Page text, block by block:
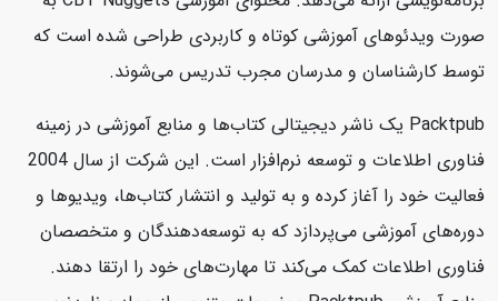
صورت ویدئوهای آموزشی کوتاه و کاربردی طراحی شده است که
توسط کارشناسان و مدرسان مجرب تدریس می‌شوند.
Packtpub یک ناشر دیجیتالی کتاب‌ها و منابع آموزشی در زمینه
فناوری اطلاعات و توسعه نرم‌افزار است. این شرکت از سال 2004
فعالیت خود را آغاز کرده و به تولید و انتشار کتاب‌ها، ویدیوها و
دوره‌های آموزشی می‌پردازد که به توسعه‌دهندگان و متخصصان
فناوری اطلاعات کمک می‌کند تا مهارت‌های خود را ارتقا دهند.